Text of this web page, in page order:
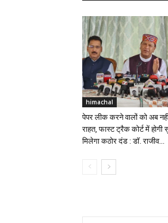
himachal
पेपर लीक करने वालों को अब
राहत, फास्ट ट्रैक कोर्ट में
मिलेगा कठोर दंड : डॉ. राजीव...